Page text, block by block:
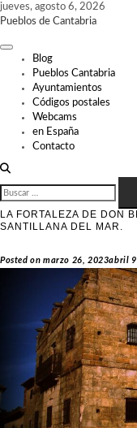
Skip
to
jueves, agosto 6, 2026
Pueblos de Cantabria
Blog
Pueblos Cantabria
Ayuntamientos
Códigos postales
Webcams
en España
Contacto
BUSCAR:
LA FORTALEZA DE DON
SANTILLANA DEL MAR.
Posted on marzo 26, 2023abril